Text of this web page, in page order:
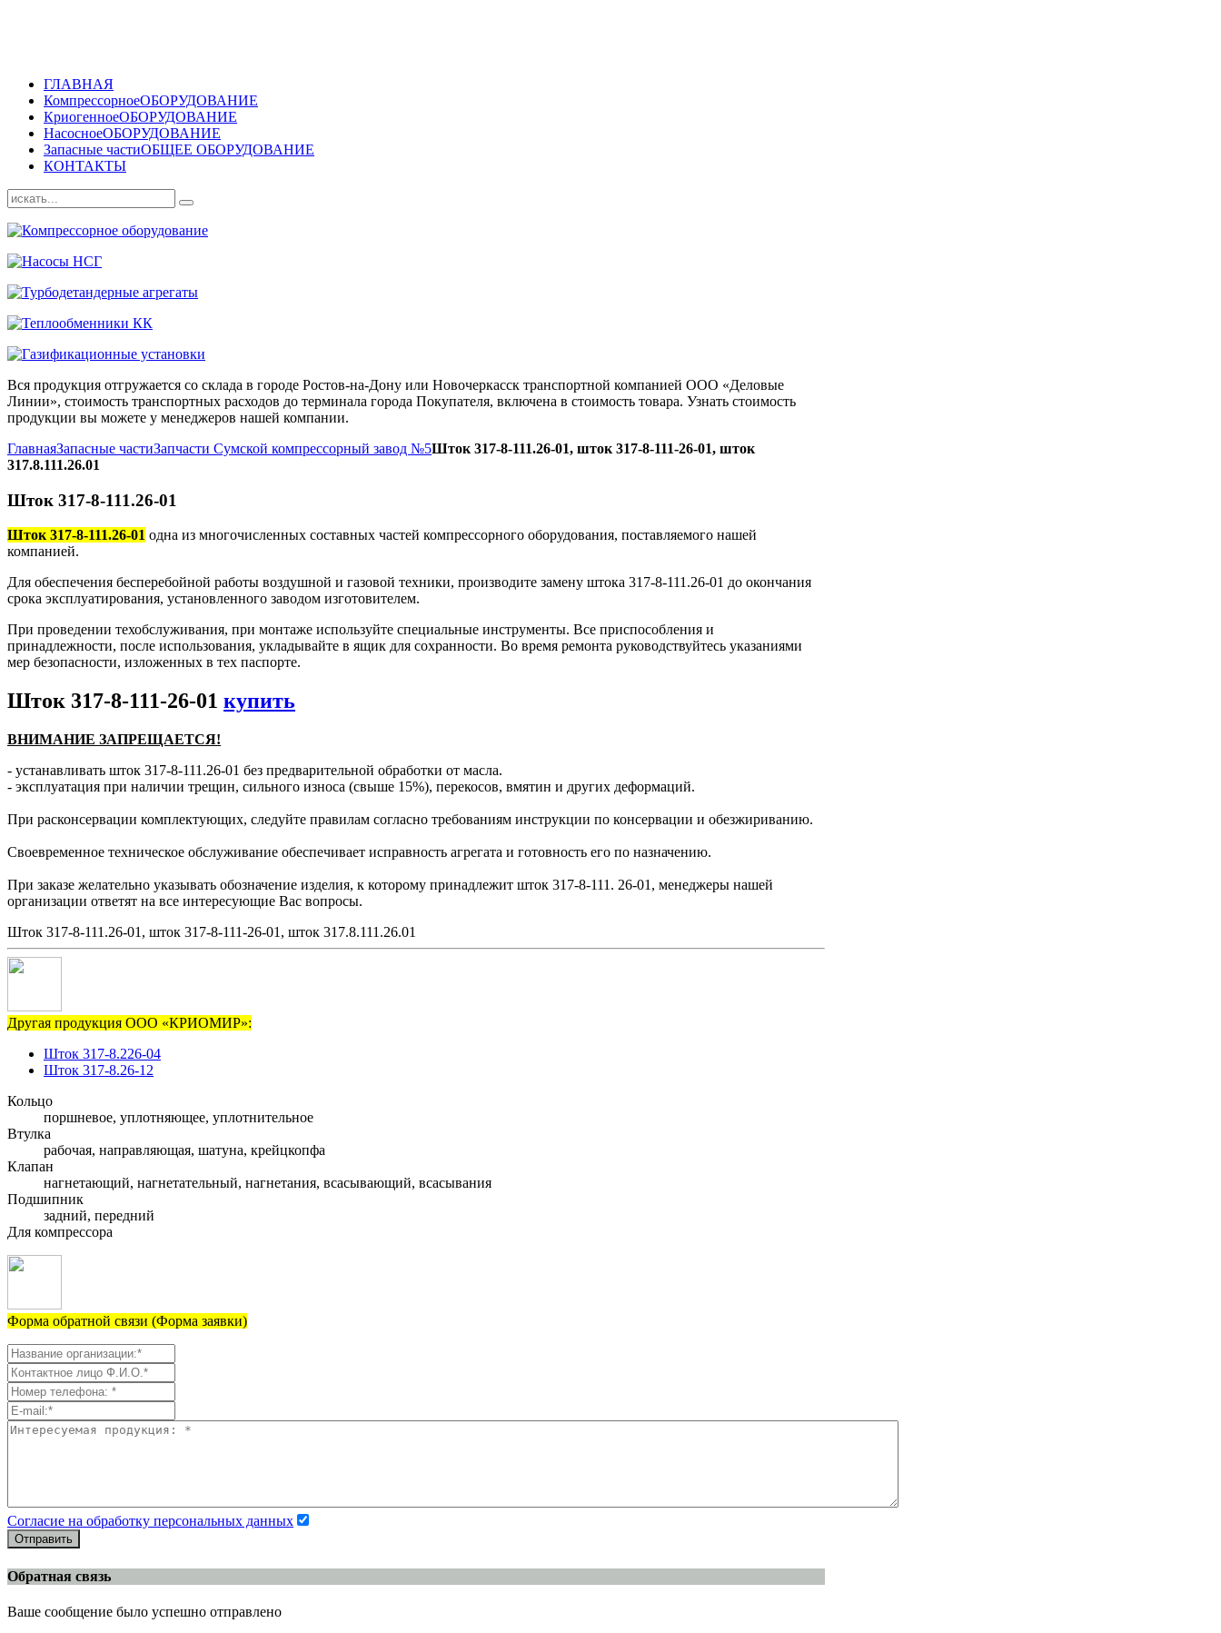
ГЛАВНАЯ
КомпрессорноеОБОРУДОВАНИЕ
КриогенноеОБОРУДОВАНИЕ
НасосноеОБОРУДОВАНИЕ
Запасные частиОБЩЕЕ ОБОРУДОВАНИЕ
КОНТАКТЫ
Вся продукция отгружается со склада в городе Ростов-на-Дону или Новочеркасск транспортной компанией ООО «Деловые
Линии», стоимость транспортных расходов до терминала города Покупателя, включена в стоимость товара. Узнать стоимость
продукции вы можете у менеджеров нашей компании.
ГлавнаяЗапасные частиЗапчасти Сумской компрессорный завод №5Шток 317-8-111.26-01, шток 317-8-111-26-01, шток
317.8.111.26.01
Шток 317-8-111.26-01
Шток 317-8-111.26-01 одна из многочисленных составных частей компрессорного оборудования, поставляемого нашей
компанией.
Для обеспечения бесперебойной работы воздушной и газовой техники, производите замену штока 317-8-111.26-01 до окончания
срока эксплуатирования, установленного заводом изготовителем.
При проведении техобслуживания, при монтаже используйте специальные инструменты. Все приспособления и
принадлежности, после использования, укладывайте в ящик для сохранности. Во время ремонта руководствуйтесь указаниями
мер безопасности, изложенных в тех паспорте.
Шток 317-8-111-26-01 купить
ВНИМАНИЕ ЗАПРЕЩАЕТСЯ!
- устанавливать шток 317-8-111.26-01 без предварительной обработки от масла.
- эксплуатация при наличии трещин, сильного износа (свыше 15%), перекосов, вмятин и других деформаций.
При расконсервации комплектующих, следуйте правилам согласно требованиям инструкции по консервации и обезжириванию.
Своевременное техническое обслуживание обеспечивает исправность агрегата и готовность его по назначению.
При заказе желательно указывать обозначение изделия, к которому принадлежит шток 317-8-111. 26-01, менеджеры нашей
организации ответят на все интересующие Вас вопросы.
Шток 317-8-111.26-01, шток 317-8-111-26-01, шток 317.8.111.26.01
Другая продукция ООО «КРИОМИР»:
Шток 317-8.226-04
Шток 317-8.26-12
Кольцо
поршневое, уплотняющее, уплотнительное
Втулка
рабочая, направляющая, шатуна, крейцкопфа
Клапан
нагнетающий, нагнетательный, нагнетания, всасывающий, всасывания
Подшипник
задний, передний
Для компрессора
Форма обратной связи (Форма заявки)
Согласие на обработку персональных данных
Отправить
Обратная связь
Ваше сообщение было успешно отправлено